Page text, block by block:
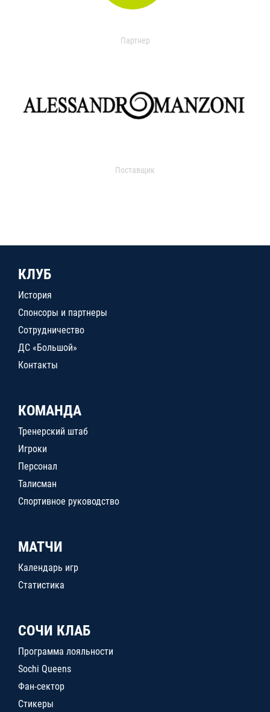
Партнер
Поставщик
КЛУБ
История
Спонсоры и партнеры
Сотрудничество
ДС «Большой»
Контакты
КОМАНДА
Тренерский штаб
Игроки
Персонал
Талисман
Спортивное руководство
МАТЧИ
Календарь игр
Статистика
СОЧИ КЛАБ
Программа лояльности
Sochi Queens
Фан-сектор
Стикеры